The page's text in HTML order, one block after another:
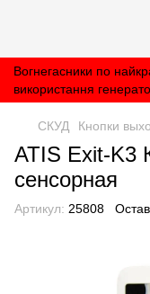
Вогнегасники по
використання
СКУД Кнопки
ATIS Exit-K3
сенсорная
Артикул: 25808